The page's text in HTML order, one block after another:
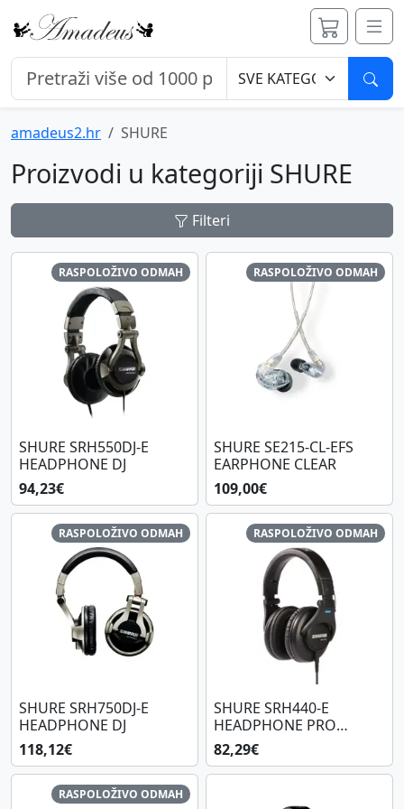
amadeus2.hr SHURE
Proizvodi u kategoriji SHURE
Filteri
RASPOLOŽIVO ODMAH
SHURE SRH550DJ-E
HEADPHONE DJ
94,23€
RASPOLOŽIVO ODMAH
SHURE SE215-CL-EFS
EARPHONE CLEAR
109,00€
RASPOLOŽIVO ODMAH
SHURE SRH750DJ-E
HEADPHONE DJ
118,12€
RASPOLOŽIVO ODMAH
SHURE SRH440-E
HEADPHONE PRO
STUDIO
82,29€
RASPOLOŽIVO ODMAH